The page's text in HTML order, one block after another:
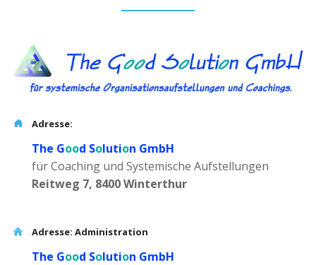
Adresse:
The Good Solution GmbH
für Coaching und Systemische Aufstellungen
Reitweg 7, 8400 Winterthur
Adresse: Administration
The Good Solution GmbH